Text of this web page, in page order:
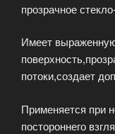
прозрачное
Имеет
потоки,создает
Применяется при
постороннего